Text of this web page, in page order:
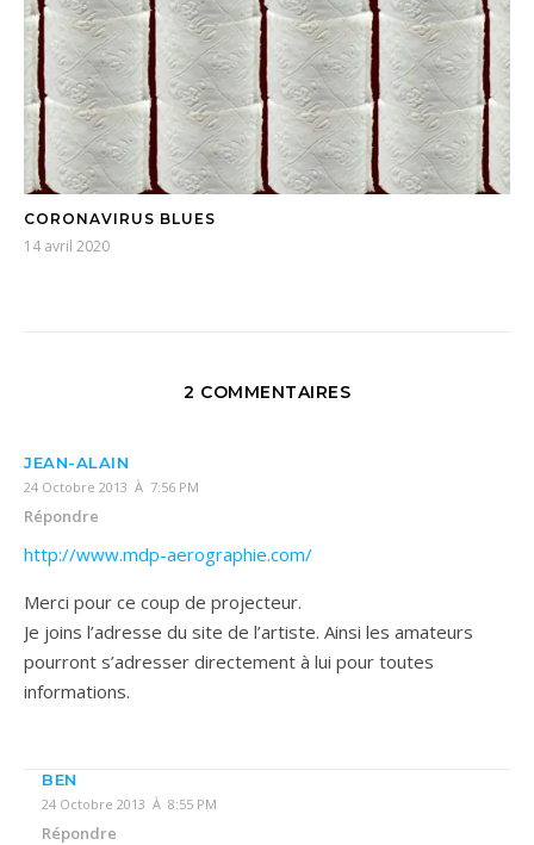
CORONAVIRUS BLUES
14 avril 2020
2 COMMENTAIRES
JEAN-ALAIN
24 Octobre 2013 À 7:56 PM
Répondre
http://www.mdp-aerographie.com/
Merci pour ce coup de projecteur.
Je joins l’adresse du site de l’artiste. Ainsi les amateurs
pourront s’adresser directement à lui pour toutes
informations.
BEN
24 Octobre 2013 À 8:55 PM
Répondre